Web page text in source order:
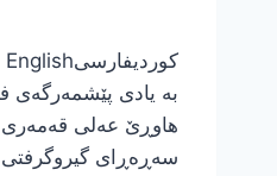
کوردیفارسیEnglish
بە یادی پێشمەرگەی
هاوڕێ عەلی قەمەری لە ساڵی ١٣٣٥ ی هەتاوی لە گوندی ” دشەی” سەر بە ناوچەی پاوە لە نێو
سەڕەڕای گیروگرفتی